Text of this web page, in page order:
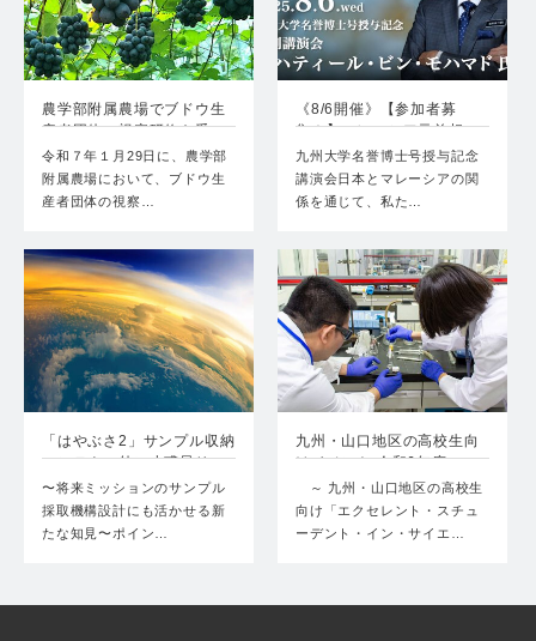
農学部附属農場でブドウ生
産者団体の視察研修を受
け…
令和７年１月29日に、農学部
附属農場において、ブドウ生
産者団体の視察…
《8/6開催》【参加者募
集！】マレーシア元首相
マ…
九州大学名誉博士号授与記念
講演会日本とマレーシアの関
係を通じて、私た…
「はやぶさ2」サンプル収納
コンテナの外に小惑星リ…
〜将来ミッションのサンプル
採取機構設計にも活かせる新
たな知見〜ポイン…
九州・山口地区の高校生向
けイベント 令和6年度エ…
～ 九州・山口地区の高校生
向け「エクセレント・スチュ
ーデント・イン・サイエ…